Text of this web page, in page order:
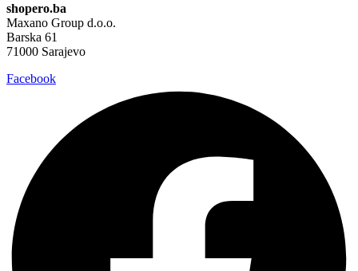
shopero.ba
Maxano Group d.o.o.
Barska 61
71000 Sarajevo
Facebook